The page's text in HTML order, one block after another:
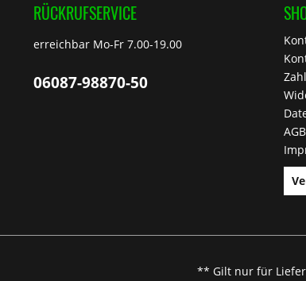
RÜCKRUFSERVICE
erreichbar Mo-Fr 7.00-19.00
06087-98870-50
** Gilt nur für